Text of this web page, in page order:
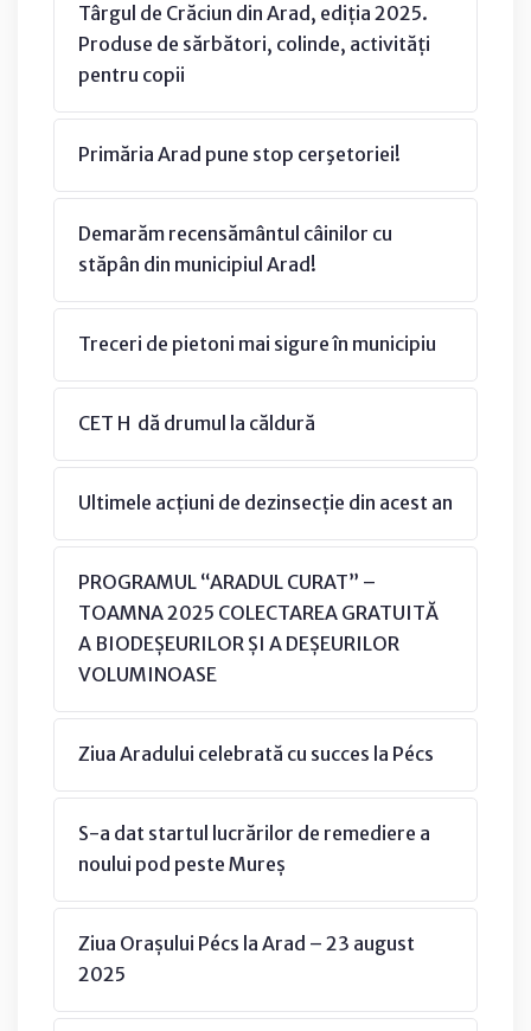
Târgul de Crăciun din Arad, ediția 2025.
Produse de sărbători, colinde, activități
pentru copii
Primăria Arad pune stop cerşetoriei!
Demarăm recensământul câinilor cu
stăpân din municipiul Arad!
Treceri de pietoni mai sigure în municipiu
CET H dă drumul la căldură
Ultimele acțiuni de dezinsecție din acest an
PROGRAMUL “ARADUL CURAT” –
TOAMNA 2025 COLECTAREA GRATUITĂ
A BIODEȘEURILOR ȘI A DEȘEURILOR
VOLUMINOASE
Ziua Aradului celebrată cu succes la Pécs
S-a dat startul lucrărilor de remediere a
noului pod peste Mureș
Ziua Orașului Pécs la Arad – 23 august
2025